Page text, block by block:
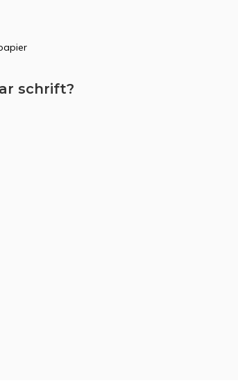
schrift?